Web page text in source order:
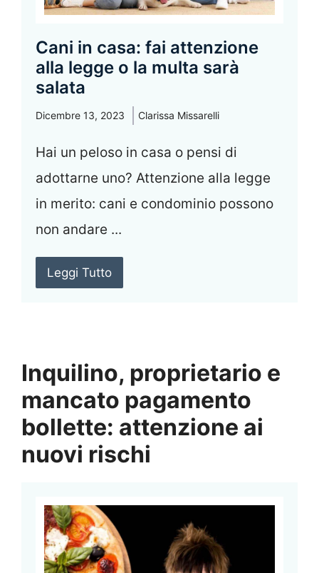
Cani in casa: fai attenzione
alla legge o la multa sarà
salata
Dicembre 13, 2023 Clarissa Missarelli
Hai un peloso in casa o pensi di
adottarne uno? Attenzione alla legge
in merito: cani e condominio possono
non andare ...
Leggi Tutto
Inquilino, proprietario e
mancato pagamento
bollette: attenzione ai
nuovi rischi